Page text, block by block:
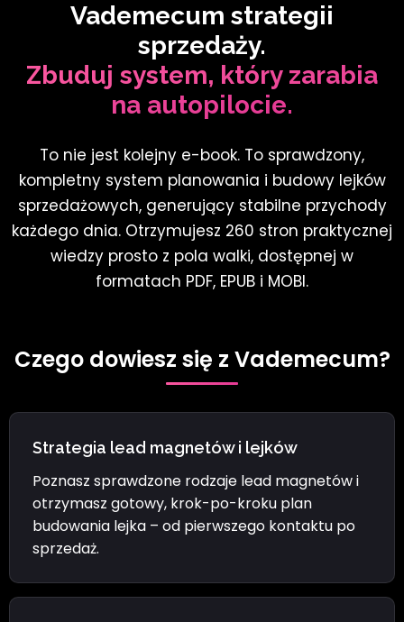
Vademecum strategii
sprzedaży.
Zbuduj system, który zarabia
na autopilocie.
To nie jest kolejny e-book. To sprawdzony,
kompletny system planowania i budowy lejków
sprzedażowych, generujący stabilne przychody
każdego dnia. Otrzymujesz 260 stron praktycznej
wiedzy prosto z pola walki, dostępnej w
formatach PDF, EPUB i MOBI.
Czego dowiesz się z Vademecum?
Strategia lead magnetów i lejków
Poznasz sprawdzone rodzaje lead magnetów i
otrzymasz gotowy, krok-po-kroku plan
budowania lejka – od pierwszego kontaktu po
sprzedaż.